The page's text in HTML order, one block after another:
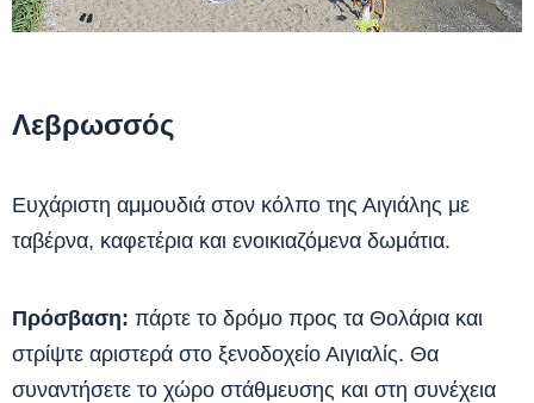
Λεβρωσσός
Ευχάριστη αμμουδιά στον κόλπο της Αιγιάλης με
ταβέρνα, καφετέρια και ενοικιαζόμενα δωμάτια.
Πρόσβαση: πάρτε το δρόμο προς τα Θολάρια και
στρίψτε αριστερά στο ξενοδοχείο Αιγιαλίς. Θα
συναντήσετε το χώρο στάθμευσης και στη συνέχεια